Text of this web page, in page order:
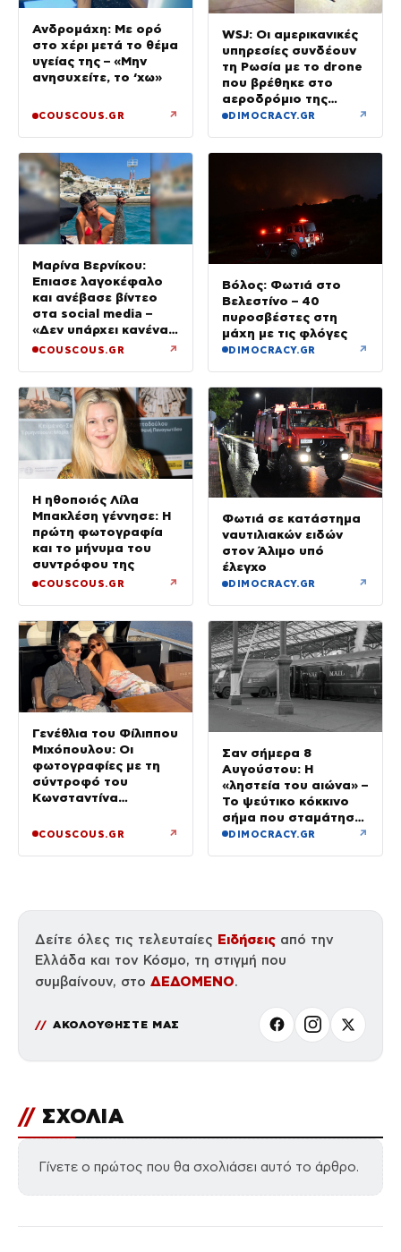
Ανδρομάχη: Με ορό
στο χέρι μετά το θέμα
υγείας της – «Μην
ανησυχείτε, το ‘χω»
COUSCOUS.GR ↗
WSJ: Οι αμερικανικές
υπηρεσίες συνδέουν
τη Ρωσία με το drone
που βρέθηκε στο
αεροδρόμιο της
Λειψίας
DIMOCRACY.GR ↗
Μαρίνα Βερνίκου:
Έπιασε λαγοκέφαλο
και ανέβασε βίντεο
στα social media –
«Δεν υπάρχει κανένας
λόγος να φοβόμαστε»
COUSCOUS.GR ↗
Βόλος: Φωτιά στο
Βελεστίνο – 40
πυροσβέστες στη
μάχη με τις φλόγες
DIMOCRACY.GR ↗
Η ηθοποιός Λίλα
Μπακλέση γέννησε: Η
πρώτη φωτογραφία
και το μήνυμα του
συντρόφου της
COUSCOUS.GR ↗
Φωτιά σε κατάστημα
ναυτιλιακών ειδών
στον Άλιμο υπό
έλεγχο
DIMOCRACY.GR ↗
Γενέθλια του Φίλιππου
Μιχόπουλου: Οι
φωτογραφίες με τη
σύντροφό του
Κωνσταντίνα
δημόσιο «Σ’ αγαπώ»
COUSCOUS.GR ↗
Σαν σήμερα 8
Αυγούστου: Η
«ληστεία του αιώνα» –
Το ψεύτικο κόκκινο
σήμα που σταμάτησε
τρένο με 2,6 εκατ.
DIMOCRACY.GR ↗
Δείτε όλες τις τελευταίες Ειδήσεις από την
Ελλάδα και τον Κόσμο, τη στιγμή που
συμβαίνουν, στο ΔΕΔΟΜΕΝΟ.
ΑΚΟΛΟΥΘΗΣΤΕ ΜΑΣ
// ΣΧΟΛΙΑ
Γίνετε ο πρώτος που θα σχολιάσει αυτό το άρθρο.